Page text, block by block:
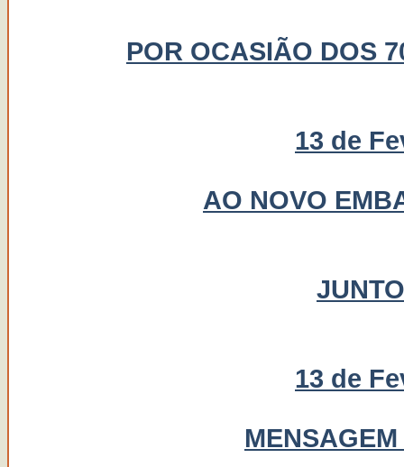
POR OCASIÃO DOS
13 de
AO NOVO
13 de